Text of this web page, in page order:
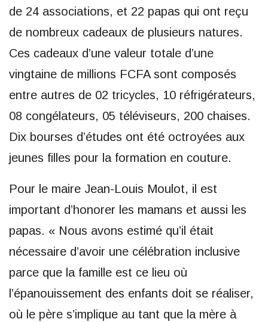
de 24 associations, et 22 papas qui ont reçu
de nombreux cadeaux de plusieurs natures.
Ces cadeaux d’une valeur totale d’une
vingtaine de millions FCFA sont composés
entre autres de 02 tricycles, 10 réfrigérateurs,
08 congélateurs, 05 téléviseurs, 200 chaises.
Dix bourses d’études ont été octroyées aux
jeunes filles pour la formation en couture.
Pour le maire Jean-Louis Moulot, il est
important d’honorer les mamans et aussi les
papas. « Nous avons estimé qu’il était
nécessaire d’avoir une célébration inclusive
parce que la famille est ce lieu où
l’épanouissement des enfants doit se réaliser,
où le père s’implique au tant que la mère à